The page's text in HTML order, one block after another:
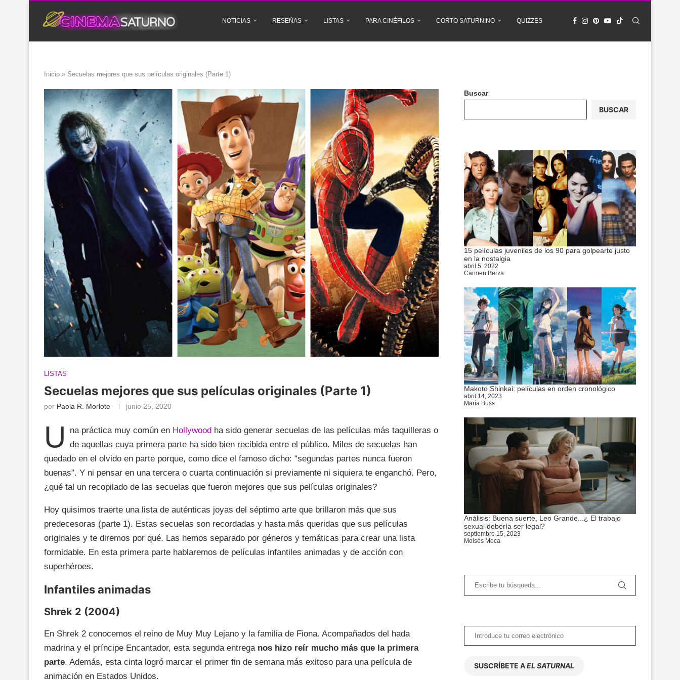
NOTICIAS RESEÑAS LISTAS PARA CINÉFILOS CORTO SATURNINO QUIZZES
Inicio » Secuelas mejores que sus películas originales (Parte 1)
LISTAS
Secuelas mejores que sus películas originales (Parte 1)
por Paola R. Morlote junio 25, 2020
U na práctica muy común en Hollywood ha sido generar secuelas de las películas más taquilleras o
de aquellas cuya primera parte ha sido bien recibida entre el público. Miles de secuelas han
quedado en el olvido en parte porque, como dice el famoso dicho: “segundas partes nunca fueron
buenas”. Y ni pensar en una tercera o cuarta continuación si previamente ni siquiera te enganchó. Pero,
¿qué tal un recopilado de las secuelas que fueron mejores que sus películas originales?
Hoy quisimos traerte una lista de auténticas joyas del séptimo arte que brillaron más que sus
predecesoras (parte 1). Estas secuelas son recordadas y hasta más queridas que sus películas
originales y te diremos por qué. Las hemos separado por géneros y temáticas para crear una lista
formidable. En esta primera parte hablaremos de películas infantiles animadas y de acción con
superhéroes.
Infantiles animadas
Shrek 2 (2004)
En Shrek 2 conocemos el reino de Muy Muy Lejano y la familia de Fiona. Acompañados del hada
madrina y el príncipe Encantador, esta segunda entrega nos hizo reír mucho más que la primera
parte. Además, esta cinta logró marcar el primer fin de semana más exitoso para una película de
animación en Estados Unidos.
Buscar
BUSCAR
15 películas juveniles de los 90 para golpearte justo
en la nostalgia
abril 5, 2022
Carmen Berza
Makoto Shinkai: películas en orden cronológico
abril 14, 2023
María Buss
Análisis: Buena suerte, Leo Grande...¿ El trabajo
sexual debería ser legal?
septiembre 15, 2023
Moisés Moca
SUSCRÍBETE AEL SATURNAL